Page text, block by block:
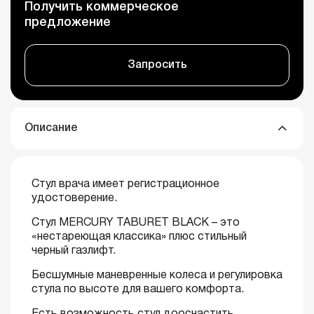
HX012-25 HX012-26 HX012-27
HX012-31 HX012-32 HX012-35
СпанчБоб
желтый
Получить коммерческое
предложение
Запросить
Описание
Стул врача имеет регистрационное
удостоверение.
Стул MERCURY TABURET BLACK – это
«нестареющая классика» плюс стильный
черный газлифт.
Бесшумные маневренные колеса и регулировка
стула по высоте для вашего комфорта.